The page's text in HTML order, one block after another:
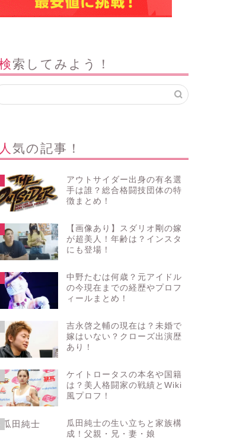
検索してみよう！
人気の記事！
アウトサイダー出身の有名選
手は誰？総合格闘技団体の特
徴まとめ！
【画像あり】スダリオ剛の嫁
が超美人！年齢は？インスタ
にも登場！
中野たむは何歳？元アイドル
の今現在までの経歴やプロフ
ィールまとめ！
吉永啓之輔の現在は？未婚で
嫁はいない？クローズ出演歴
あり！
ケイトロータスの本名や国籍
は？美人格闘家の戦績とWiki
風プロフ！
瓜田純士の生い立ちと家族構
成！父親・兄・妻・娘